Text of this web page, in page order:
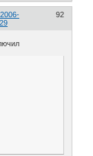
92
2006-